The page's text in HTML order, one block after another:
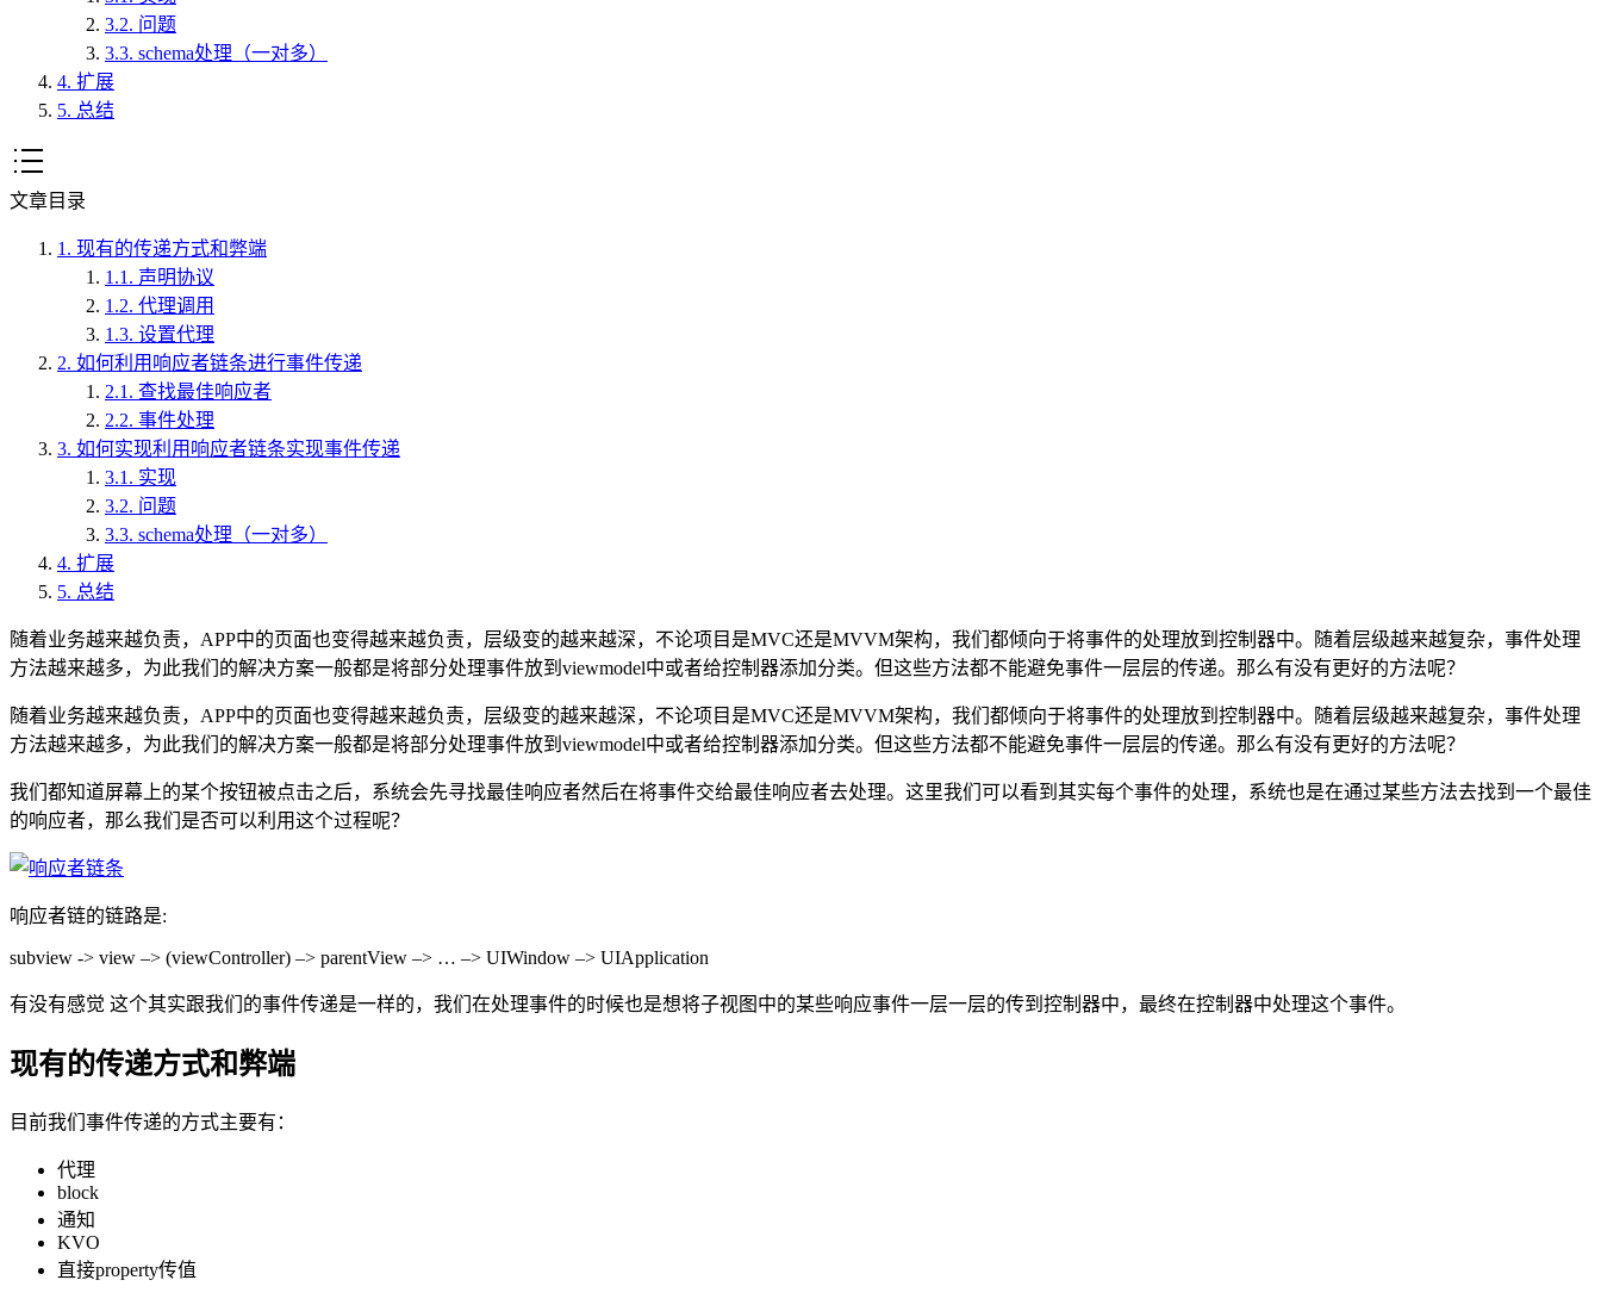
3.2. 问题
3.3. schema处理（一对多）
4. 扩展
5. 总结
文章目录
1. 现有的传递方式和弊端
1.1. 声明协议
1.2. 代理调用
1.3. 设置代理
2. 如何利用响应者链条进行事件传递
2.1. 查找最佳响应者
2.2. 事件处理
3. 如何实现利用响应者链条实现事件传递
3.1. 实现
3.2. 问题
3.3. schema处理（一对多）
4. 扩展
5. 总结
随着业务越来越负责，APP中的页面也变得越来越负责，层级变的越来越深，不论项目是MVC还是MVVM架构，我们都倾向于将事件的处理放到控制器中。随着层级越来越复杂，事件处理
方法越来越多，为此我们的解决方案一般都是将部分处理事件放到viewmodel中或者给控制器添加分类。但这些方法都不能避免事件一层层的传递。那么有没有更好的方法呢？
随着业务越来越负责，APP中的页面也变得越来越负责，层级变的越来越深，不论项目是MVC还是MVVM架构，我们都倾向于将事件的处理放到控制器中。随着层级越来越复杂，事件处理
方法越来越多，为此我们的解决方案一般都是将部分处理事件放到viewmodel中或者给控制器添加分类。但这些方法都不能避免事件一层层的传递。那么有没有更好的方法呢？
我们都知道屏幕上的某个按钮被点击之后，系统会先寻找最佳响应者然后在将事件交给最佳响应者去处理。这里我们可以看到其实每个事件的处理，系统也是在通过某些方法去找到一个最佳
的响应者，那么我们是否可以利用这个过程呢？
响应者链的链路是:
subview -> view –> (viewController) –> parentView –> … –> UIWindow –> UIApplication
有没有感觉 这个其实跟我们的事件传递是一样的，我们在处理事件的时候也是想将子视图中的某些响应事件一层一层的传到控制器中，最终在控制器中处理这个事件。
现有的传递方式和弊端
目前我们事件传递的方式主要有：
代理
block
通知
KVO
直接property传值